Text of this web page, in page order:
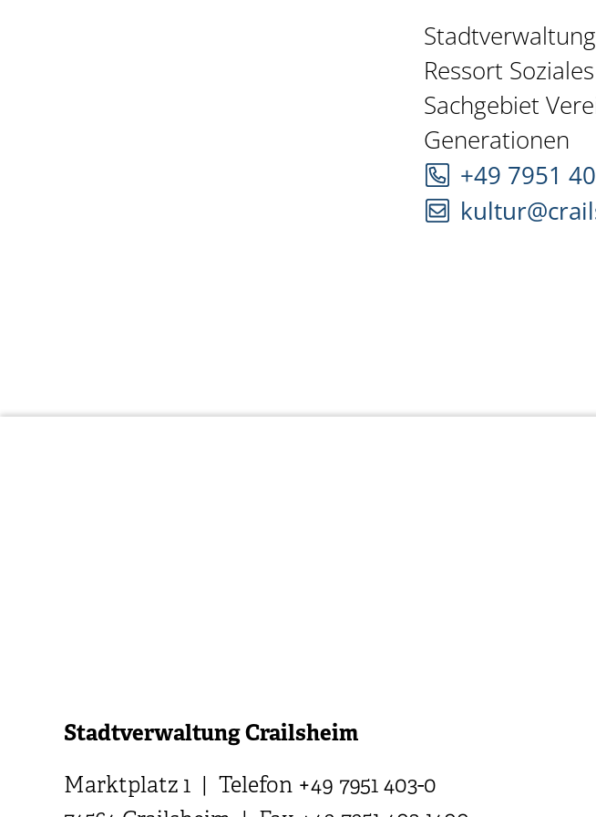
Ressort
Sachgebiet
Generationen
+49 7951
Stadtverwaltung Crailsheim
Marktplatz 1 | Telefon +49 7951 403-0